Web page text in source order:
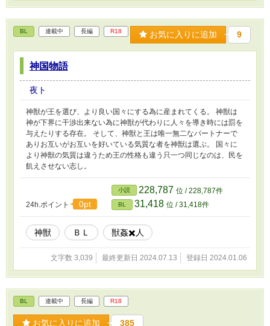
BL 連載中 長編 R18 お気に入りに追加 9
神国物語
夜ト
神獣が王を選び、より良い国々にする為に産まれてくる。 神獣は
神が下界に干渉出来ない為に神獣が代わりに人々を導き時には罰を
与えたりする存在。 そして、神獣と王は唯一無二なパートナーで
ありお互いがお互いを好いている気質な者を神獣は選ぶ。 国々に
より神獣の気質は違うため王の性格も違う只一つ同じなのは、民を
飢えさせない志し。
24h.ポイント 0pt
小説 228,787 位 / 228,787件
BL 31,418 位 / 31,418件
神獣 ＢＬ 獣姦✖️人
文字数 3,039 最終更新日 2024.07.13 登録日 2024.01.06
BL 連載中 長編 R18
お気に入りに追加 385